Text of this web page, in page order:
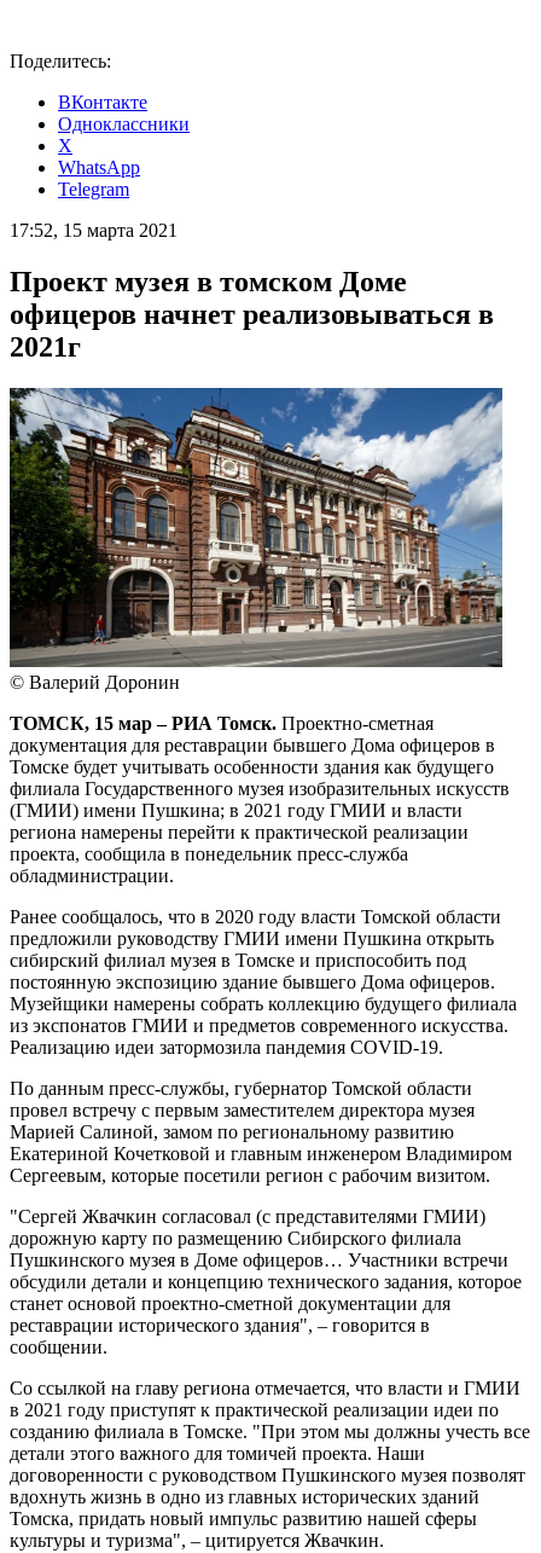
Поделитесь:
ВКонтакте
Одноклассники
X
WhatsApp
Telegram
17:52, 15 марта 2021
Проект музея в томском Доме
офицеров начнет реализовываться в
2021г
© Валерий Доронин
ТОМСК, 15 мар – РИА Томск. Проектно-сметная
документация для реставрации бывшего Дома офицеров в
Томске будет учитывать особенности здания как будущего
филиала Государственного музея изобразительных искусств
(ГМИИ) имени Пушкина; в 2021 году ГМИИ и власти
региона намерены перейти к практической реализации
проекта, сообщила в понедельник пресс-служба
обладминистрации.
Ранее сообщалось, что в 2020 году власти Томской области
предложили руководству ГМИИ имени Пушкина открыть
сибирский филиал музея в Томске и приспособить под
постоянную экспозицию здание бывшего Дома офицеров.
Музейщики намерены собрать коллекцию будущего филиала
из экспонатов ГМИИ и предметов современного искусства.
Реализацию идеи затормозила пандемия COVID-19.
По данным пресс-службы, губернатор Томской области
провел встречу с первым заместителем директора музея
Марией Салиной, замом по региональному развитию
Екатериной Кочетковой и главным инженером Владимиром
Сергеевым, которые посетили регион с рабочим визитом.
"Сергей Жвачкин согласовал (с представителями ГМИИ)
дорожную карту по размещению Сибирского филиала
Пушкинского музея в Доме офицеров… Участники встречи
обсудили детали и концепцию технического задания, которое
станет основой проектно-сметной документации для
реставрации исторического здания", – говорится в
сообщении.
Со ссылкой на главу региона отмечается, что власти и ГМИИ
в 2021 году приступят к практической реализации идеи по
созданию филиала в Томске. "При этом мы должны учесть все
детали этого важного для томичей проекта. Наши
договоренности с руководством Пушкинского музея позволят
вдохнуть жизнь в одно из главных исторических зданий
Томска, придать новый импульс развитию нашей сферы
культуры и туризма", – цитируется Жвачкин.